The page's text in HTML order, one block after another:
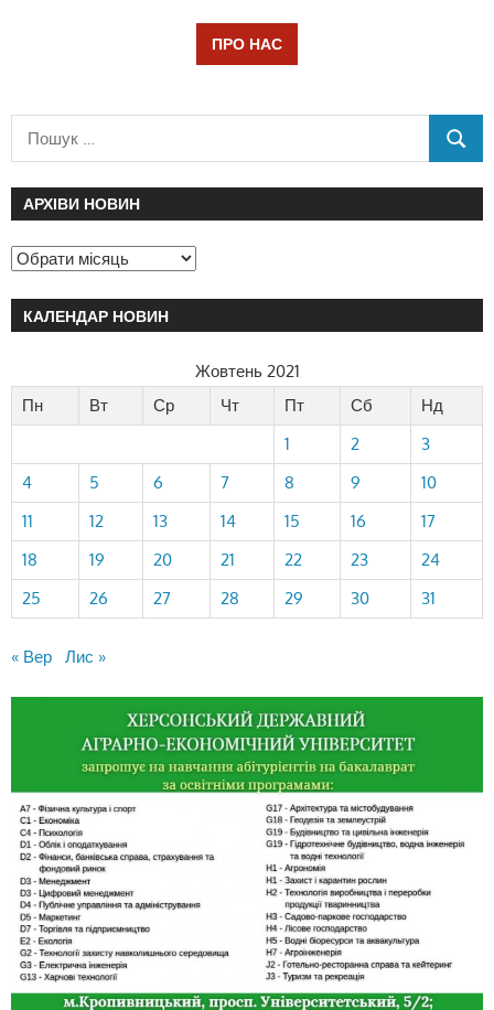
ПРО НАС
АРХІВИ НОВИН
КАЛЕНДАР НОВИН
Жовтень 2021
Пн
Вт Ср Чт Пт Сб
Нд
1
2
3
4
5 6 7 8 9
10
11
12 13 14 15 16
17
18
19 20 21 22 23
24
25
26 27 28 29 30 31
« Вер Лис »